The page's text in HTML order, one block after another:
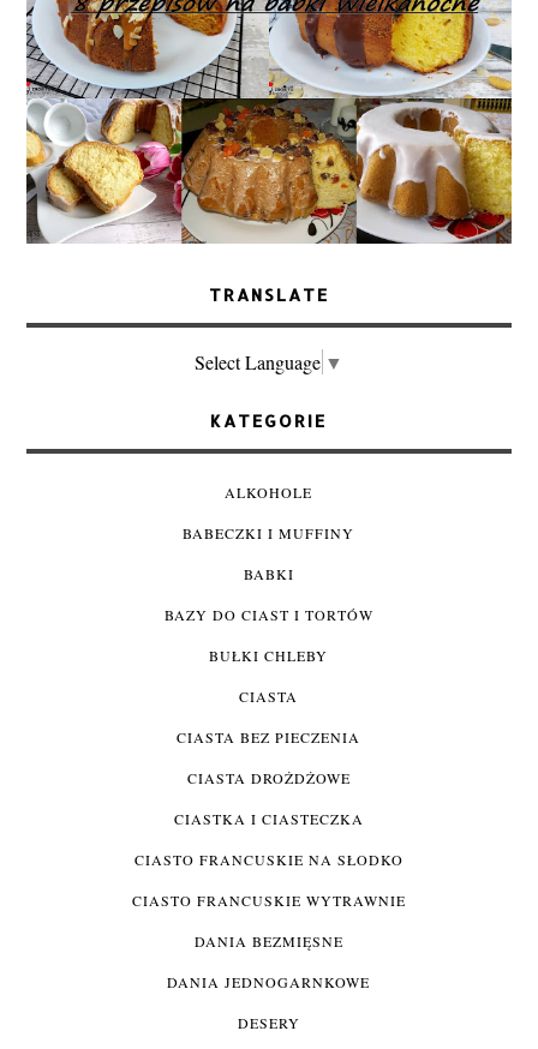
TRANSLATE
Select Language ▼
KATEGORIE
ALKOHOLE
BABECZKI I MUFFINY
BABKI
BAZY DO CIAST I TORTÓW
BUŁKI CHLEBY
CIASTA
CIASTA BEZ PIECZENIA
CIASTA DROŻDŻOWE
CIASTKA I CIASTECZKA
CIASTO FRANCUSKIE NA SŁODKO
CIASTO FRANCUSKIE WYTRAWNIE
DANIA BEZMIĘSNE
DANIA JEDNOGARNKOWE
DESERY